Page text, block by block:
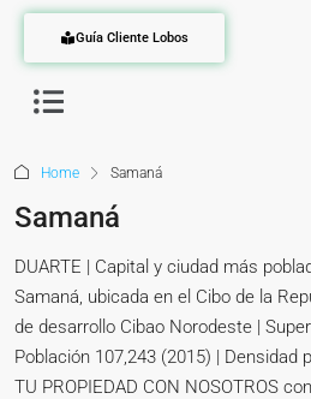
Guía Cliente Lobos
Home Samaná
Samaná
DUARTE | Capital y ciudad más
Samaná, ubicada en el Cibo de la
de desarrollo Cibao Norodeste |
Población 107,243 (2015) | Densidad
TU PROPIEDAD CON NOSOTROS